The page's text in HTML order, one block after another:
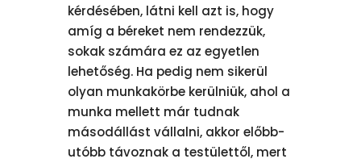
kérdésében, látni kell azt is, hogy
amíg a béreket nem rendezzük,
sokak számára ez az egyetlen
lehetőség. Ha pedig nem sikerül
olyan munkakörbe kerülniük, ahol a
munka mellett már tudnak
másodállást vállalni, akkor előbb-
utóbb távoznak a testülettől, mert